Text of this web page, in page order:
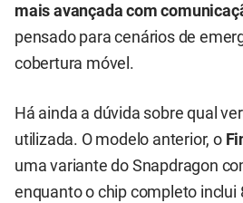
mais avançada com
pensado para cenários de
cobertura móvel.
Há ainda a dúvida sobre qual
utilizada. O modelo anterior, o
uma variante do Snapdragon
enquanto o chip completo inclui